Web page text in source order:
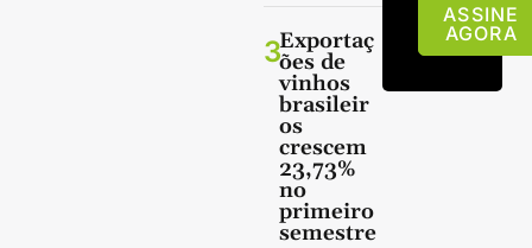
3Exportaç
ões de
vinhos
brasileir
os
crescem
23,73%
no
primeiro
semestre
ASSINE
AGORA